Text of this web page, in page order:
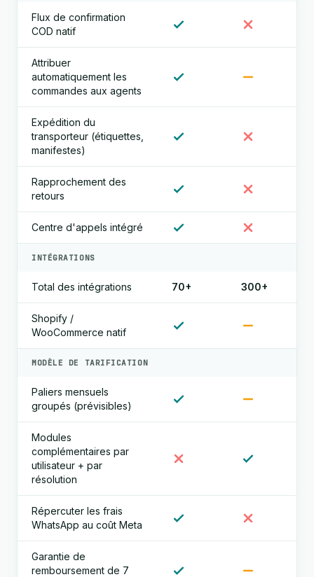
Flux de confirmation
COD natif
Attribuer
automatiquement les
commandes aux agents
Expédition du
transporteur (étiquettes,
manifestes)
Rapprochement des
retours
Centre d'appels intégré
INTÉGRATIONS
Total des intégrations 70+ 300+
Shopify /
WooCommerce natif
MODÈLE DE TARIFICATION
Paliers mensuels
groupés (prévisibles)
Modules
complémentaires par
utilisateur + par
résolution
Répercuter les frais
WhatsApp au coût Meta
Garantie de
remboursement de 7